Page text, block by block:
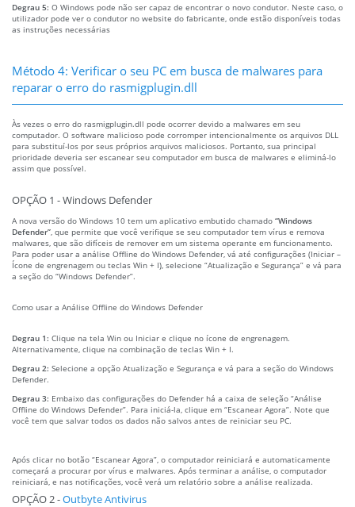
Degrau 5: O Windows pode não ser capaz de encontrar o novo condutor. Neste caso, o
utilizador pode ver o condutor no website do fabricante, onde estão disponíveis todas
as instruções necessárias
Método 4: Verificar o seu PC em busca de malwares para
reparar o erro do rasmigplugin.dll
Às vezes o erro do rasmigplugin.dll pode ocorrer devido a malwares em seu
computador. O software malicioso pode corromper intencionalmente os arquivos DLL
para substituí-los por seus próprios arquivos maliciosos. Portanto, sua principal
prioridade deveria ser escanear seu computador em busca de malwares e eliminá-lo
assim que possível.
OPÇÃO 1 - Windows Defender
A nova versão do Windows 10 tem um aplicativo embutido chamado “Windows
Defender” , que permite que você verifique se seu computador tem vírus e remova
malwares, que são difíceis de remover em um sistema operante em funcionamento.
Para poder usar a análise Offline do Windows Defender, vá até configurações (Iniciar –
Ícone de engrenagem ou teclas Win + I), selecione “Atualização e Segurança” e vá para
a seção do “Windows Defender”.
Como usar a Análise Offline do Windows Defender
Degrau 1: Clique na tela Win ou Iniciar e clique no ícone de engrenagem.
Alternativamente, clique na combinação de teclas Win + I.
Degrau 2: Selecione a opção Atualização e Segurança e vá para a seção do Windows
Defender.
Degrau 3: Embaixo das configurações do Defender há a caixa de seleção “Análise
Offline do Windows Defender”. Para iniciá-la, clique em “Escanear Agora”. Note que
você tem que salvar todos os dados não salvos antes de reiniciar seu PC.
Após clicar no botão “Escanear Agora”, o computador reiniciará e automaticamente
começará a procurar por vírus e malwares. Após terminar a análise, o computador
reiniciará, e nas notificações, você verá um relatório sobre a análise realizada.
OPÇÃO 2 -Outbyte Antivirus